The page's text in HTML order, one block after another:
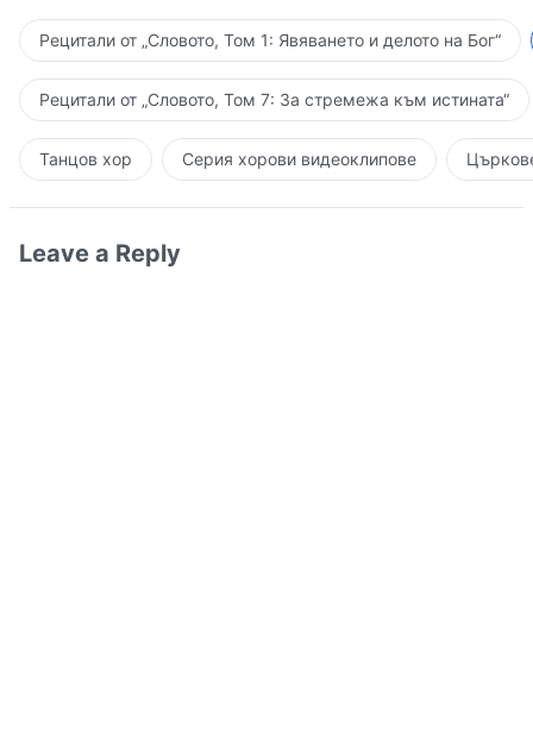
Рецитали от „Словото, Том 1: Явяването и делото на Бог“
Рецитали от „Словото, Том 7: За стремежа към истината“
Танцов хор Серия хорови видеоклипове
Leave a Reply